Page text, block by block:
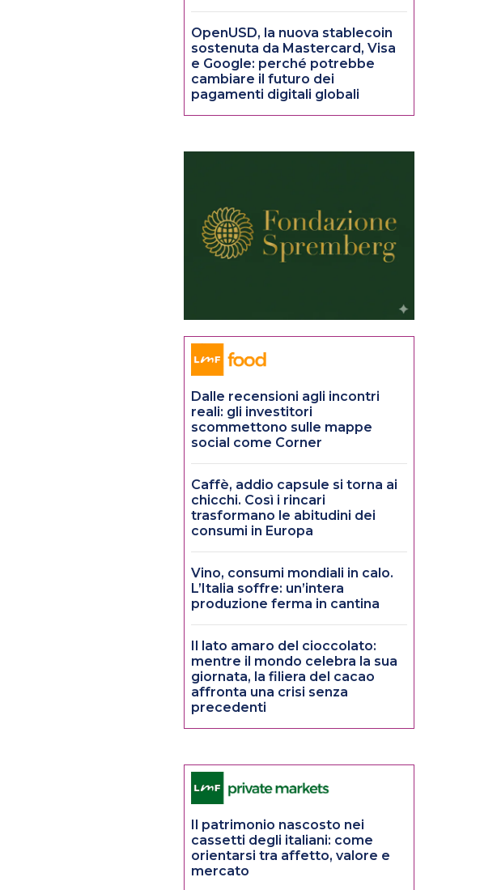
OpenUSD, la nuova stablecoin
sostenuta da Mastercard, Visa
e Google: perché potrebbe
cambiare il futuro dei
pagamenti digitali globali
Dalle recensioni agli incontri
reali: gli investitori
scommettono sulle mappe
social come Corner
Caffè, addio capsule si torna ai
chicchi. Così i rincari
trasformano le abitudini dei
consumi in Europa
Vino, consumi mondiali in calo.
L’Italia soffre: un’intera
produzione ferma in cantina
Il lato amaro del cioccolato:
mentre il mondo celebra la sua
giornata, la filiera del cacao
affronta una crisi senza
precedenti
Il patrimonio nascosto nei
cassetti degli italiani: come
orientarsi tra affetto, valore e
mercato